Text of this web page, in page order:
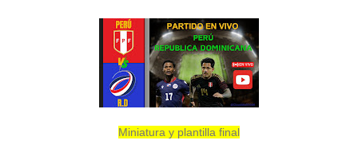
Miniatura y plantilla final